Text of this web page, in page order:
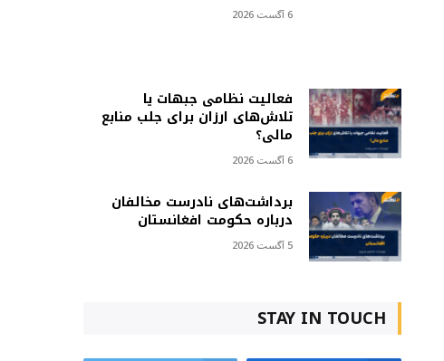
6 آگست 2026
فعالیت نظامی جبهات یا
تلاش‌های ارزان برای جلب منابع
مالی؟
6 آگست 2026
برداشت‌های نادرست مخالفان
درباره حکومت افغانستان
5 آگست 2026
STAY IN TOUCH